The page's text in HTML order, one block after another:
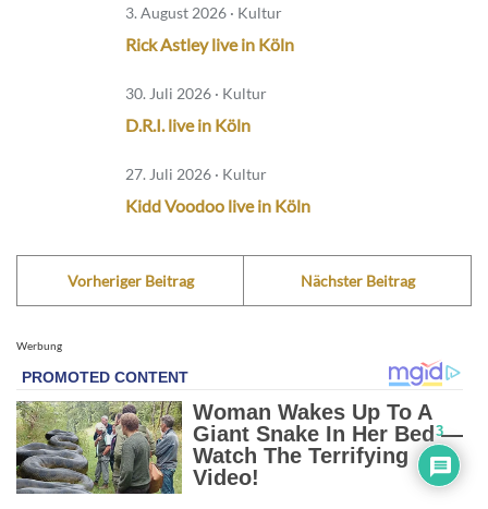
3. August 2026 · Kultur
Rick Astley live in Köln
30. Juli 2026 · Kultur
D.R.I. live in Köln
27. Juli 2026 · Kultur
Kidd Voodoo live in Köln
Vorheriger Beitrag Nächster Beitrag
Werbung
3